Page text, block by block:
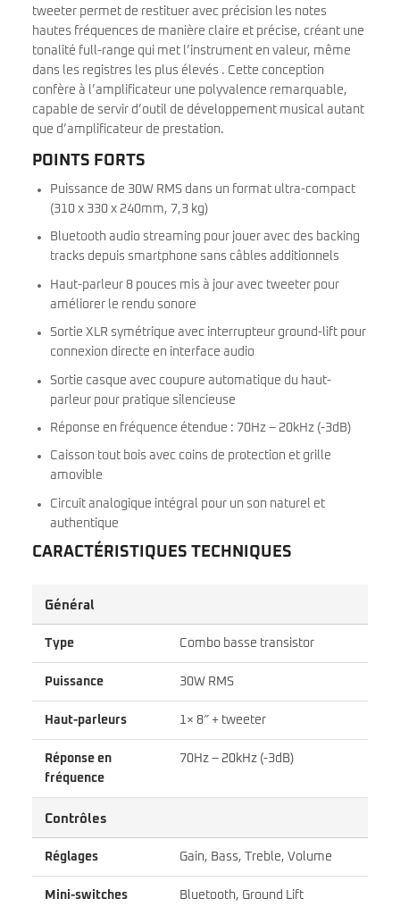
tweeter permet de restituer avec précision les notes
hautes fréquences de manière claire et précise, créant une
tonalité full-range qui met l’instrument en valeur, même
dans les registres les plus élevés . Cette conception
confère à l’amplificateur une polyvalence remarquable,
capable de servir d’outil de développement musical autant
que d’amplificateur de prestation.
POINTS FORTS
Puissance de 30W RMS dans un format ultra-compact
(310 x 330 x 240mm, 7,3 kg)
Bluetooth audio streaming pour jouer avec des backing
tracks depuis smartphone sans câbles additionnels
Haut-parleur 8 pouces mis à jour avec tweeter pour
améliorer le rendu sonore
Sortie XLR symétrique avec interrupteur ground-lift pour
connexion directe en interface audio
Sortie casque avec coupure automatique du haut-
parleur pour pratique silencieuse
Réponse en fréquence étendue : 70Hz – 20kHz (-3dB)
Caisson tout bois avec coins de protection et grille
amovible
Circuit analogique intégral pour un son naturel et
authentique
CARACTÉRISTIQUES TECHNIQUES
Général
Type Combo basse transistor
Puissance 30W RMS
Haut-parleurs 1× 8″ + tweeter
Réponse en
fréquence
70Hz – 20kHz (-3dB)
Contrôles
Réglages Gain, Bass, Treble, Volume
Mini-switches Bluetooth, Ground Lift